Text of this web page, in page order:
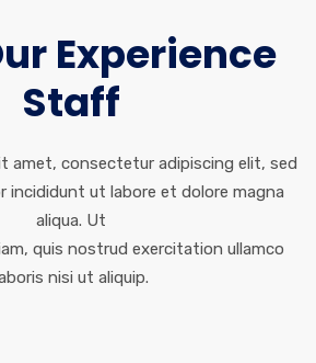
Experience
Staff
amet, consectetur adipiscing elit, sed
incididunt ut labore et dolore magna
aliqua. Ut
quis nostrud exercitation ullamco
nisi ut aliquip.